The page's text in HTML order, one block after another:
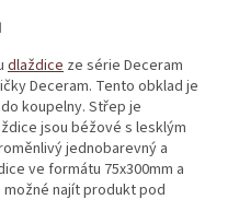
dlaždice ze série Deceram
Deceram. Tento obklad je
koupelny. Střep je
jsou béžové s lesklým
jednobarevný a
ve formátu 75x300mm a
najít produkt pod